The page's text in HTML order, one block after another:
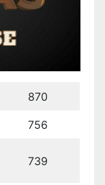
870
756
739